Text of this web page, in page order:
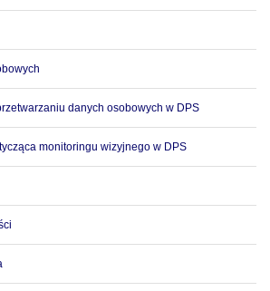
danych osobowych w DPS
monitoringu wizyjnego w DPS